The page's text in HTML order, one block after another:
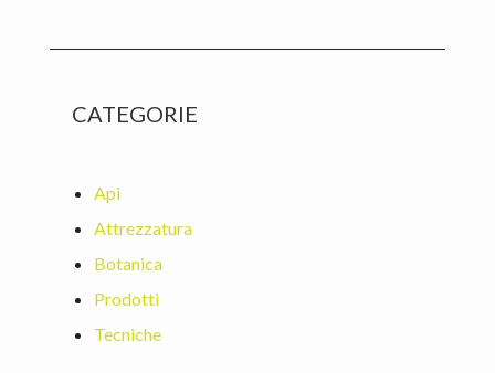
CATEGORIE
Api
Attrezzatura
Botanica
Prodotti
Tecniche